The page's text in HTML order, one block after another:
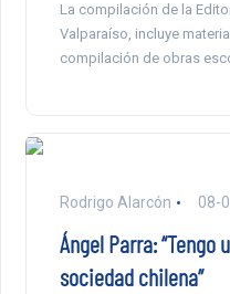
La compilación de la
Valparaíso, incluye
compilación de obras
Rodrigo Alarcón 08-
Ángel Parra:
sociedad chilena”